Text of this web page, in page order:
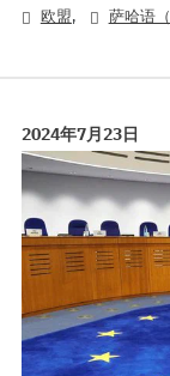
欧盟, 萨哈语
2024年7月23日